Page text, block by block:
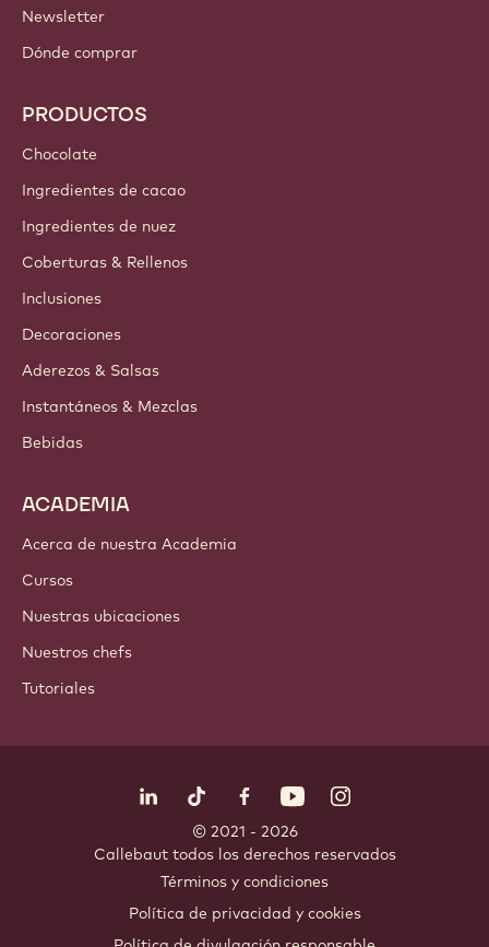
Newsletter
Dónde comprar
PRODUCTOS
Chocolate
Ingredientes de cacao
Ingredientes de nuez
Coberturas & Rellenos
Inclusiones
Decoraciones
Aderezos & Salsas
Instantáneos & Mezclas
Bebidas
ACADEMIA
Acerca de nuestra Academia
Cursos
Nuestras ubicaciones
Nuestros chefs
Tutoriales
LinkedIn Opens in a new window.
TikTok Opens in a new window.
Facebook Opens in a new
YouTubeInstagram
© 2021 - 2026
Callebaut. todos los derechos reservados
Términos y condiciones
Política de privacidad y cookies